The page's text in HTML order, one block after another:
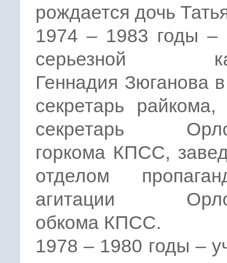
рождается дочь
1974 – 1983 годы –
серьезной
Геннадия Зюганова
секретарь райкома,
секретарь
горкома КПСС,
отделом
агитации
обкома КПСС.
1978 – 1980 годы –